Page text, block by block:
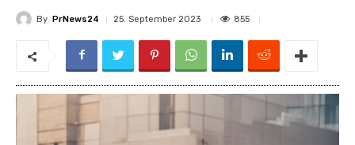
By PrNews24 25. September 2023 855